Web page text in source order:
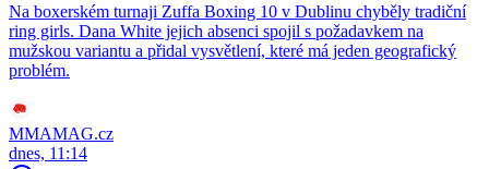
Na boxerském turnaji Zuffa Boxing 10 v Dublinu chyběly tradiční
ring girls. Dana White jejich absenci spojil s požadavkem na
mužskou variantu a přidal vysvětlení, které má jeden geografický
problém.
MMAMAG.cz
dnes, 11:14